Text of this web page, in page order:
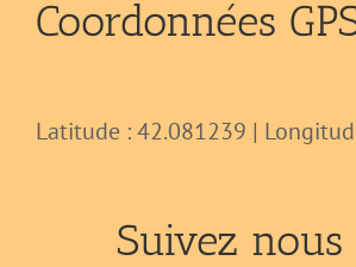
Coordonnées
Latitude : 42.081239 |
Suivez